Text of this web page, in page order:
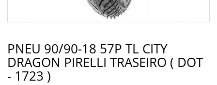
PNEU 90/90-18 57P TL CITY
DRAGON PIRELLI TRASEIRO ( DOT
- 1723 )